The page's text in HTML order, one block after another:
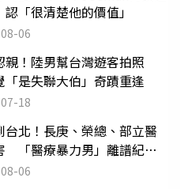
「很清楚他的價值」
06
親！陸男幫台灣遊客拍照
「是失聯大伯」奇蹟重逢
18
台北！長庚、榮總、部立醫
「醫療暴力男」離譜紀錄
06